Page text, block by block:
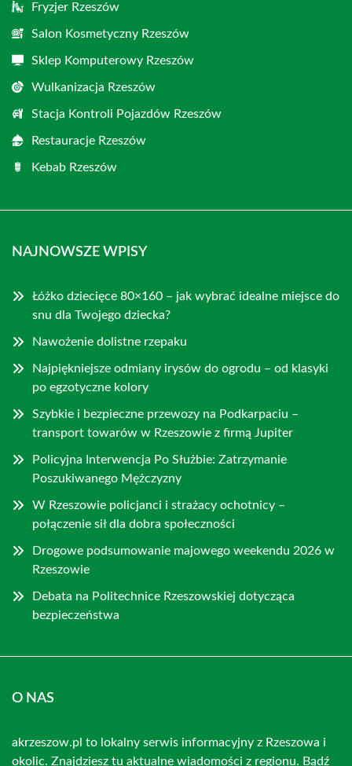
Fryzjer Rzeszów
Salon Kosmetyczny Rzeszów
Sklep Komputerowy Rzeszów
Wulkanizacja Rzeszów
Stacja Kontroli Pojazdów Rzeszów
Restauracje Rzeszów
Kebab Rzeszów
NAJNOWSZE WPISY
Łóżko dziecięce 80×160 – jak wybrać idealne miejsce do
snu dla Twojego dziecka?
Nawożenie dolistne rzepaku
Najpiękniejsze odmiany irysów do ogrodu – od klasyki
po egzotyczne kolory
Szybkie i bezpieczne przewozy na Podkarpaciu –
transport towarów w Rzeszowie z firmą Jupiter
Policyjna Interwencja Po Służbie: Zatrzymanie
Poszukiwanego Mężczyzny
W Rzeszowie policjanci i strażacy ochotnicy –
połączenie sił dla dobra społeczności
Drogowe podsumowanie majowego weekendu 2026 w
Rzeszowie
Debata na Politechnice Rzeszowskiej dotycząca
bezpieczeństwa
O NAS
akrzeszow.pl to lokalny serwis informacyjny z Rzeszowa i
okolic. Znajdziesz tu aktualne wiadomości z regionu. Bądź